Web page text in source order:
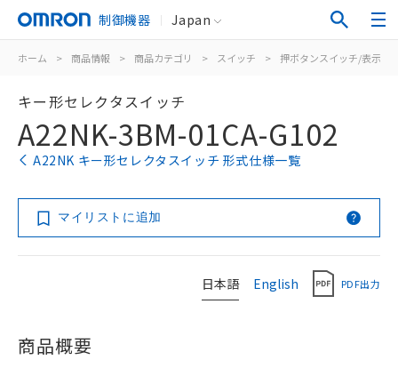
制御機器 Japan
ホーム > 商品情報 > 商品カテゴリ > スイッチ > 押ボタンスイッチ/表示灯
キー形セレクタスイッチ
A22NK-3BM-01CA-G102
A22NK キー形セレクタスイッチ 形式仕様一覧
マイリストに追加
日本語 English PDF出力
商品概要